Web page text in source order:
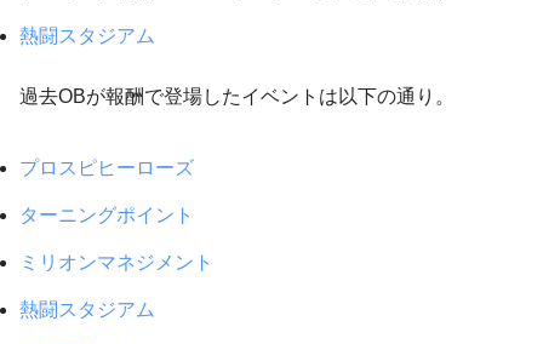
熱闘スタジアム
過去OBが報酬で登場したイベントは以下の通り。
プロスピヒーローズ
ターニングポイント
ミリオンマネジメント
熱闘スタジアム